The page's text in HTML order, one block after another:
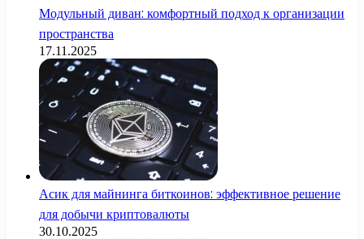
Модульный диван: комфортный подход к организации
пространства
17.11.2025
Асик для майнинга биткоинов: эффективное решение
для добычи криптовалюты
30.10.2025